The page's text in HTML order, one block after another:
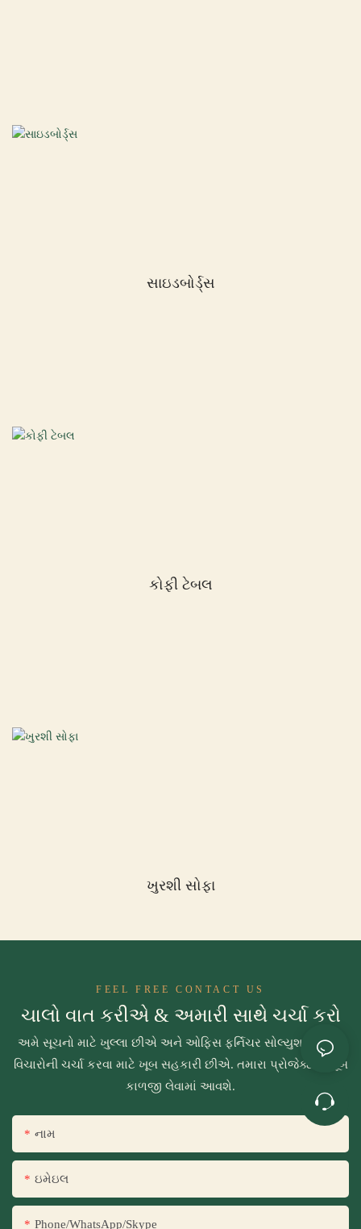
સાઇડબોર્ડ્સ
કોફી ટેબલ
ખુરશી સોફા
FEEL FREE CONTACT US
ચાલો વાત કરીએ & અમારી સાથે ચર્ચા કરો
અમે સૂચનો માટે ખુલ્લા છીએ અને ઓફિસ ફર્નિચર સોલ્યુશન્સ અને
વિચારોની ચર્ચા કરવા માટે ખૂબ સહકારી છીએ. તમારા પ્રોજેક્ટની ખૂબ
કાળજી લેવામાં આવશે.
નામ
ઇમેઇલ
Phone/WhatsApp/Skype